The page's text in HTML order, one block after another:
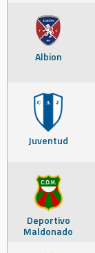
Albion
Juventud
Deportivo
Maldonado